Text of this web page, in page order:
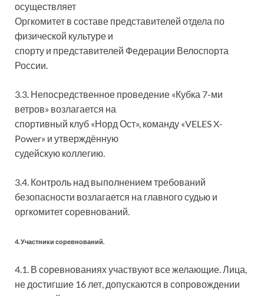
осуществляет
Оргкомитет в составе представителей отдела по
физической культуре и
спорту и представителей Федерации Велоспорта
России.
3.3. Непосредственное проведение «Кубка 7-ми
ветров» возлагается на
спортивный клуб «Норд Ост», команду «VELES X-
Power» и утверждённую
судейскую коллегию.
3.4. Контроль над выполнением требований
безопасности возлагается на главного судью и
оргкомитет соревнований.
4. Участники соревнований.
4.1. В соревнованиях участвуют все желающие. Лица,
не достигшие 16 лет, допускаются в сопровождении